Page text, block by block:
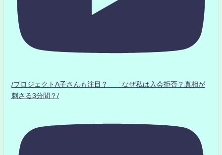
/プロジェクトA子さんも注目？ なぜ私は入会拒否？真相が
刺さる3分間？/